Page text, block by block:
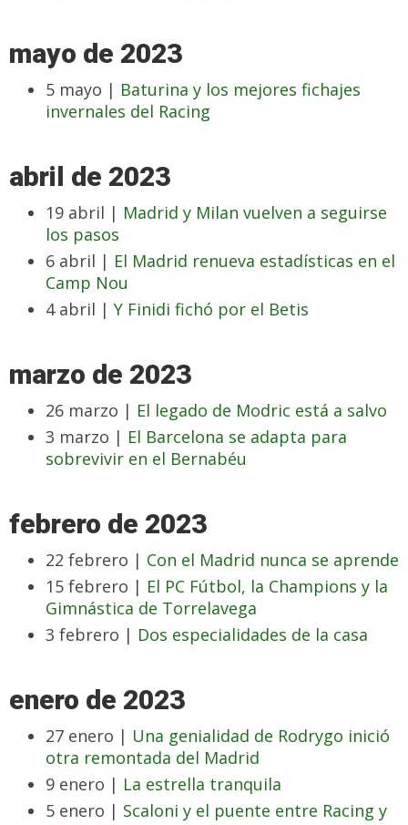
mayo de 2023
5 mayo | Baturina y los mejores fichajes
invernales del Racing
abril de 2023
19 abril | Madrid y Milan vuelven a seguirse
los pasos
6 abril | El Madrid renueva estadísticas en el
Camp Nou
4 abril | Y Finidi fichó por el Betis
marzo de 2023
26 marzo | El legado de Modric está a salvo
3 marzo | El Barcelona se adapta para
sobrevivir en el Bernabéu
febrero de 2023
22 febrero | Con el Madrid nunca se aprende
15 febrero | El PC Fútbol, la Champions y la
Gimnástica de Torrelavega
3 febrero | Dos especialidades de la casa
enero de 2023
27 enero | Una genialidad de Rodrygo inició
otra remontada del Madrid
9 enero | La estrella tranquila
5 enero | Scaloni y el puente entre Racing y